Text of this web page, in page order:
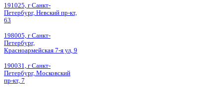
191025, г Санкт-
Петербург, Невский пр-кт,
63
198005, г Санкт-
Петербург,
Красноармейская 7-я ул, 9
190031, г Санкт-
Петербург, Московский
пр-кт, 7